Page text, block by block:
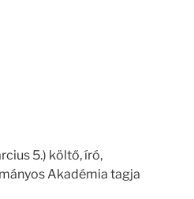
5.) költő, író,
Akadémia tagja